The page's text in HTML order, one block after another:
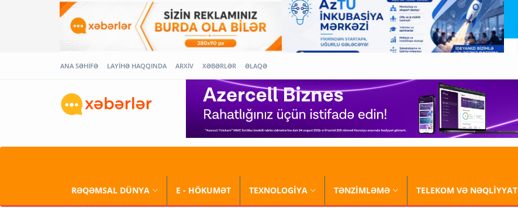
ANA SƏHİFƏ LAYİHƏ HAQQINDA ARXİV XƏBƏRLƏR ƏLAQƏ
RƏQƏMSAL DÜNYA E - HÖKUMƏT TEXNOLOGİYA TƏNZİMLƏMƏ TELEKOM VƏ NƏQLİYYAT